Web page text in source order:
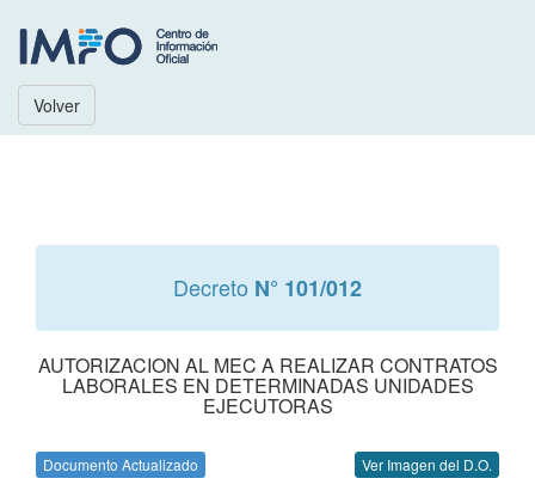
Volver
Decreto N° 101/012
AUTORIZACION AL MEC A REALIZAR CONTRATOS
LABORALES EN DETERMINADAS UNIDADES
EJECUTORAS
Documento Actualizado Ver Imagen del D.O.